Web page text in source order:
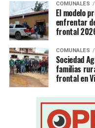
COMUNALES
El modelo
enfrentar
frontal
COMUNALES
Sociedad
familias
frontal en